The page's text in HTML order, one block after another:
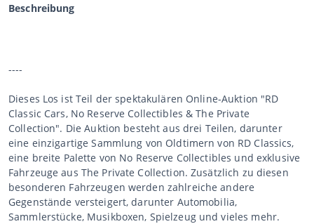
Beschreibung
----
Dieses Los ist Teil der spektakulären Online-Auktion "RD
Classic Cars, No Reserve Collectibles & The Private
Collection". Die Auktion besteht aus drei Teilen, darunter
eine einzigartige Sammlung von Oldtimern von RD Classics,
eine breite Palette von No Reserve Collectibles und exklusive
Fahrzeuge aus The Private Collection. Zusätzlich zu diesen
besonderen Fahrzeugen werden zahlreiche andere
Gegenstände versteigert, darunter Automobilia,
Sammlerstücke, Musikboxen, Spielzeug und vieles mehr.